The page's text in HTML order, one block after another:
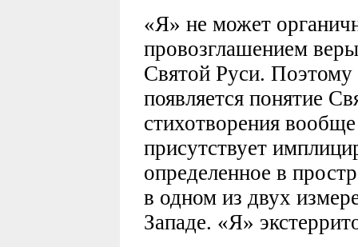
«Я» не может
провозглашением
Святой Руси. Поэтому
появляется понятие
стихотворения
присутствует
определенное в
в одном из двух
Западе. «Я»